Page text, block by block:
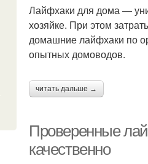
Лайфхаки для дома —
хозяйке. При этом
домашние лайфхаки по
опытных домоводов.
читать дальше →
Проверенные
качественно